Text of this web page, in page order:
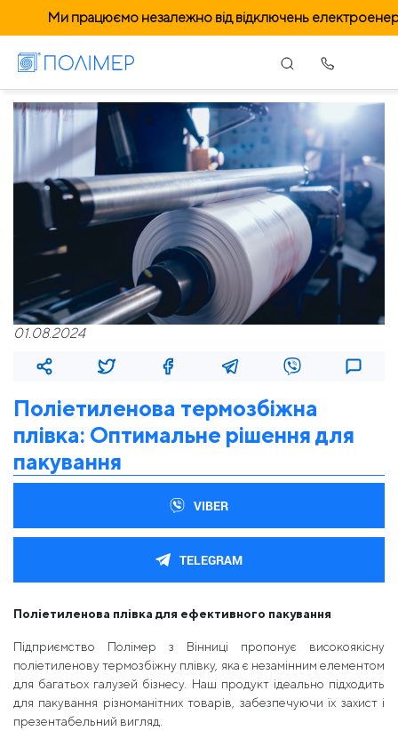
Ми працюємо незалежно від відключень
01.08.2024
Поліетиленова термозбіжна
плівка: Оптимальне рішення для
пакування
VIBER
TELEGRAM
Поліетиленова плівка для ефективного пакування
Підприємство Полімер з Вінниці пропонує високоякісну
поліетиленову термозбіжну плівку, яка є незамінним елементом
для багатьох галузей бізнесу. Наш продукт ідеально підходить
для пакування різноманітних товарів, забезпечуючи їх захист і
презентабельний вигляд.